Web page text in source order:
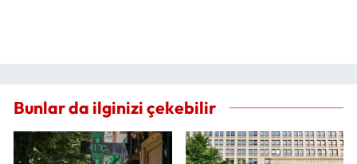
Bunlar da ilginizi çekebilir